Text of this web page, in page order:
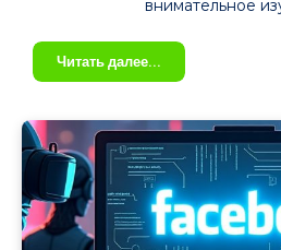
внимательное
Читать далее...
$5186
профита
с
залива
на
Аргентину